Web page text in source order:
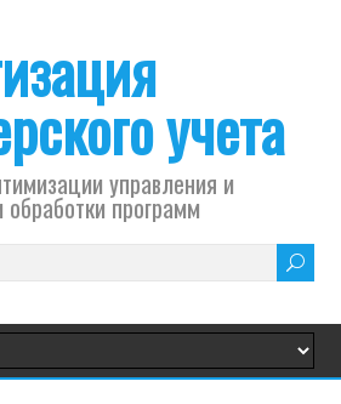
учета
управления и
программ